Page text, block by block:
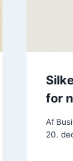
for
Af
20.